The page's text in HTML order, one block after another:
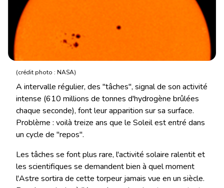
(crédit photo : NASA)
A intervalle régulier, des "tâches", signal de son activité
intense (610 millions de tonnes d'hydrogène brûlées
chaque seconde), font leur apparition sur sa surface.
Problème : voilà treize ans que le Soleil est entré dans
un cycle de "repos".
Les tâches se font plus rare, l'activité solaire ralentit et
les scientifiques se demandent bien à quel moment
l'Astre sortira de cette torpeur jamais vue en un siècle.